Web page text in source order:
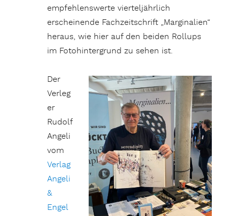
empfehlenswerte vierteljährlich
erscheinende Fachzeitschrift „Marginalien“
heraus, wie hier auf den beiden Rollups
im Fotohintergrund zu sehen ist.
Der
Verleg
er
Rudolf
Angeli
vom
Verlag
Angeli
&
Engel